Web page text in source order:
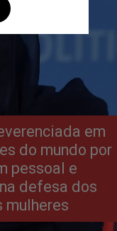
em
do mundo por
pessoal e
defesa dos
mulheres